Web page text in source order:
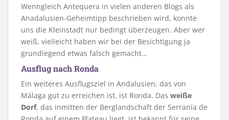
Wenngleich Antequera in vielen anderen Blogs als
Anadalusien-Geheimtipp beschrieben wird, konnte
uns die Kleinstadt nur bedingt überzeugen. Aber wer
weiß, vielleicht haben wir bei der Besichtigung ja
grundlegend etwas falsch gemacht…
Ausflug nach Ronda
Ein weiteres Ausflugsziel in Andalusien, das von
Málaga gut zu erreichen ist, ist Ronda. Das weiße
Dorf, das inmitten der Berglandschaft der Serranía de